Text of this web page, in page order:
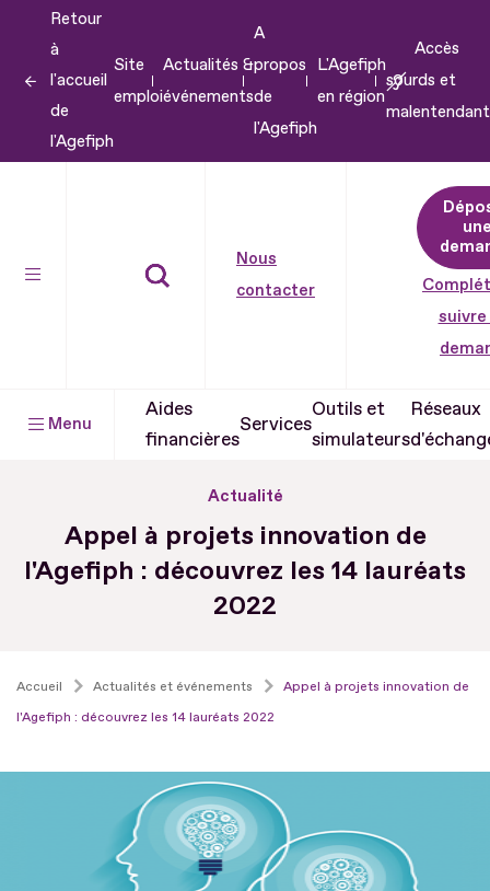
contenu
Retour
à
l'accueil
de
l'Agefiph
Site
emploi
Actualités &
événements
A
propos
de
l'Agefiph
L'Agefiph
en région
Accès
sourds et
Nous
contacter
suivre
Menu
Aides
financières
Services
Outils et
simulateurs
Réseaux
Actualité
Appel à projets innovation de
l'Agefiph : découvrez les 14 lauréats
2022
Accueil Actualités et événements
Appel à projets innovation de
l'Agefiph : découvrez les 14 lauréats 2022